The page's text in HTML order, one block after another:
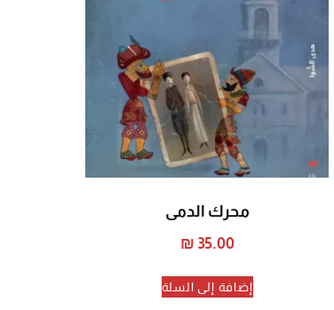
محرك الدمى
₪ 35.00
إضافة إلى السلة